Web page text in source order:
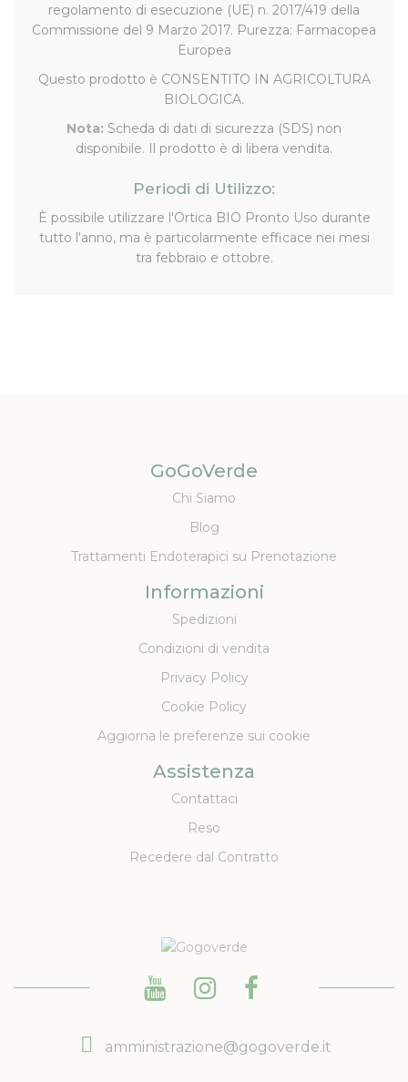
regolamento di esecuzione (UE) n. 2017/419 della
Commissione del 9 Marzo 2017. Purezza: Farmacopea
Europea
Questo prodotto è CONSENTITO IN AGRICOLTURA
BIOLOGICA.
Nota: Scheda di dati di sicurezza (SDS) non
disponibile. Il prodotto è di libera vendita.
Periodi di Utilizzo:
È possibile utilizzare l'Ortica BIO Pronto Uso durante
tutto l'anno, ma è particolarmente efficace nei mesi
tra febbraio e ottobre.
GoGoVerde
Chi Siamo
Blog
Trattamenti Endoterapici su Prenotazione
Informazioni
Spedizioni
Condizioni di vendita
Privacy Policy
Cookie Policy
Aggiorna le preferenze sui cookie
Assistenza
Contattaci
Reso
Recedere dal Contratto
amministrazione@gogoverde.it